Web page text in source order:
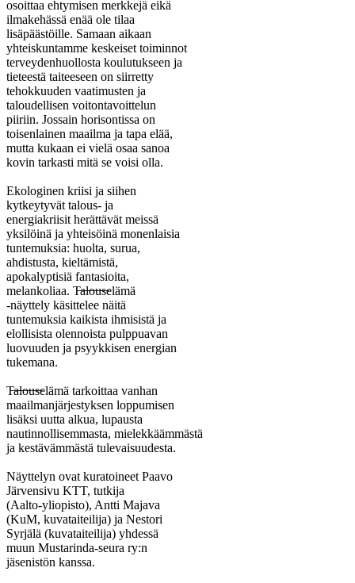
osoittaa ehtymisen merkkejä eikä
ilmakehässä enää ole tilaa
lisäpäästöille. Samaan aikaan
yhteiskuntamme keskeiset toiminnot
terveydenhuollosta koulutukseen ja
tieteestä taiteeseen on siirretty
tehokkuuden vaatimusten ja
taloudellisen voitontavoittelun
piiriin. Jossain horisontissa on
toisenlainen maailma ja tapa elää,
mutta kukaan ei vielä osaa sanoa
kovin tarkasti mitä se voisi olla.
Ekologinen kriisi ja siihen
kytkeytyvät talous- ja
energiakriisit herättävät meissä
yksilöinä ja yhteisöinä monenlaisia
tuntemuksia: huolta, surua,
ahdistusta, kieltämistä,
apokalyptisiä fantasioita,
melankoliaa. T̶a̶l̶o̶u̶s̶elämä
-näyttely käsittelee näitä
tuntemuksia kaikista ihmisistä ja
elollisista olennoista pulppuavan
luovuuden ja psyykkisen energian
tukemana.
T̶a̶l̶o̶u̶s̶elämä tarkoittaa vanhan
maailmanjärjestyksen loppumisen
lisäksi uutta alkua, lupausta
nautinnollisemmasta, mielekkäämmästä
ja kestävämmästä tulevaisuudesta.
Näyttelyn ovat kuratoineet Paavo
Järvensivu KTT, tutkija
(Aalto-yliopisto), Antti Majava
(KuM, kuvataiteilija) ja Nestori
Syrjälä (kuvataiteilija) yhdessä
muun Mustarinda-seura ry:n
jäsenistön kanssa.